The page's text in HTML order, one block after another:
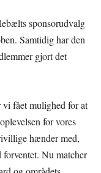
sponsorudvalg
Samtidig har den
gjort det
vi fået mulighed for at
for vores
hænder med,
forventet. Nu matcher